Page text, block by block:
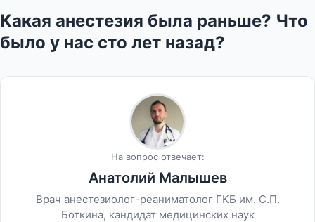
Какая анестезия была раньше? Что
было у нас сто лет назад?
На вопрос отвечает:
Анатолий Малышев
Врач анестезиолог-реаниматолог ГКБ им. С.П.
Боткина, кандидат медицинских наук